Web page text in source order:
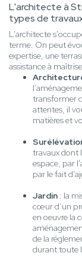
L'architecte à
types de
L'architecte
terme. On peut
expertise, une
assistance à
transformer
attentes, il
matières et
travaux dont
espace, par
par le fait
Jardin : la
cœur d’un
en oeuvre la
de la
durant toute